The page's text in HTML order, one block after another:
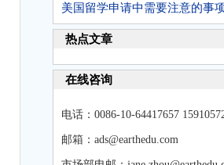
美国留学申请中需要注意的事
热点文章
在线咨询